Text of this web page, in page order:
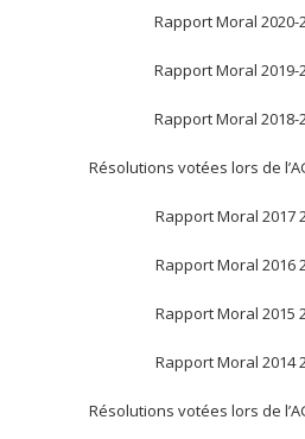
Rapport Moral 2020-
Rapport Moral 2019-
Rapport Moral 2018-
Résolutions votées lors de
Rapport Moral 2017
Rapport Moral 2016
Rapport Moral 2015
Rapport Moral 2014
Résolutions votées lors de